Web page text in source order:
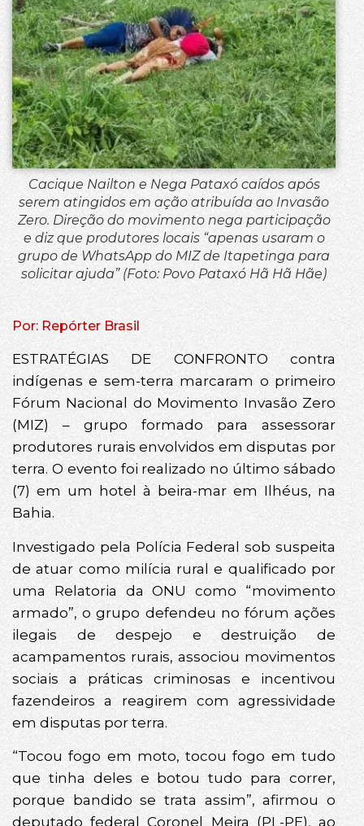
Cacique Nailton e Nega Pataxó caídos após
serem atingidos em ação atribuída ao Invasão
Zero. Direção do movimento nega participação
e diz que produtores locais “apenas usaram o
grupo de WhatsApp do MIZ de Itapetinga para
solicitar ajuda” (Foto: Povo Pataxó Hã Hã Hãe)
Por: Repórter Brasil
ESTRATÉGIAS DE CONFRONTO contra
indígenas e sem-terra marcaram o primeiro
Fórum Nacional do Movimento Invasão Zero
(MIZ) – grupo formado para assessorar
produtores rurais envolvidos em disputas por
terra. O evento foi realizado no último sábado
(7) em um hotel à beira-mar em Ilhéus, na
Bahia.
Investigado pela Polícia Federal sob suspeita
de atuar como milícia rural e qualificado por
uma Relatoria da ONU como “movimento
armado”, o grupo defendeu no fórum ações
ilegais de despejo e destruição de
acampamentos rurais, associou movimentos
sociais a práticas criminosas e incentivou
fazendeiros a reagirem com agressividade
em disputas por terra.
“Tocou fogo em moto, tocou fogo em tudo
que tinha deles e botou tudo para correr,
porque bandido se trata assim”, afirmou o
deputado federal Coronel Meira (PL-PE), ao